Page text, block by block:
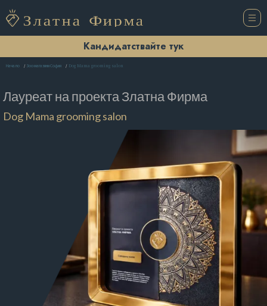
Кандидатствайте тук
Начало Зоомагазини София Dog Mama grooming salon
Лауреат на проектаЗлатна Фирма
Dog Mama grooming salon